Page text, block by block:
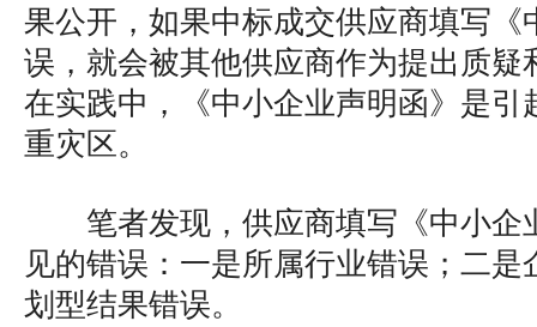
果公开，如果中标成交供应商填写《
误，就会被其他供应商作为提出质疑
在实践中，《中小企业声明函》是引
重灾区。
笔者发现，供应商填写《中小企
见的错误：一是所属行业错误；二
划型结果错误。